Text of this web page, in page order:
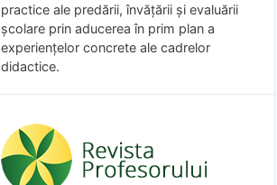
practice ale predării, învăţării şi evaluării
şcolare prin aducerea în prim plan a
experienţelor concrete ale cadrelor
didactice.